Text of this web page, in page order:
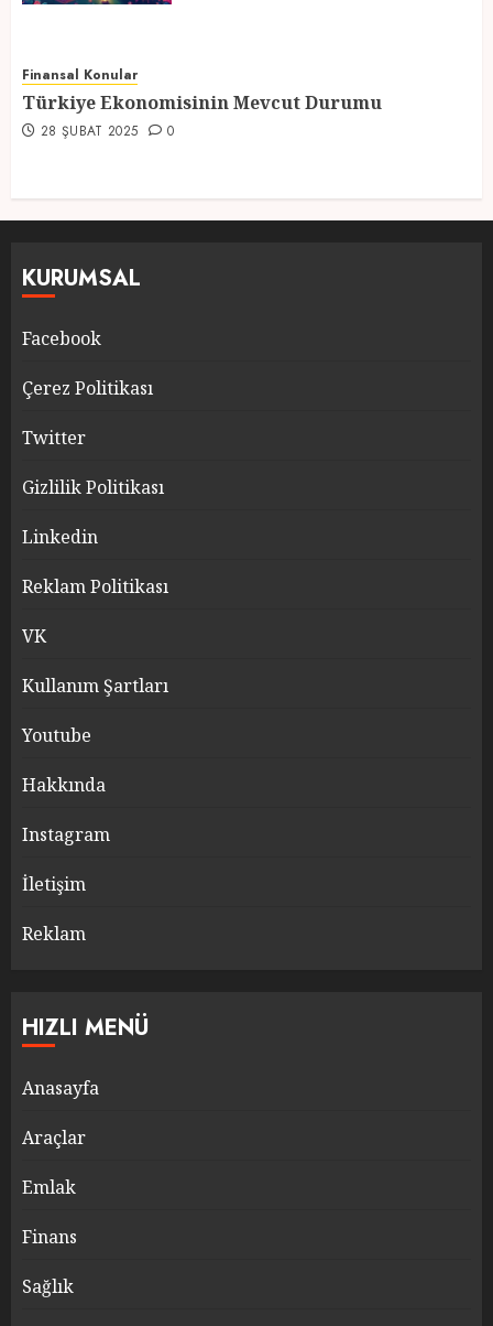
Finansal Konular
Türkiye Ekonomisinin Mevcut Durumu
28 ŞUBAT 2025 0
KURUMSAL
Facebook
Çerez Politikası
Twitter
Gizlilik Politikası
Linkedin
Reklam Politikası
VK
Kullanım Şartları
Youtube
Hakkında
Instagram
İletişim
Reklam
HIZLI MENÜ
Anasayfa
Araçlar
Emlak
Finans
Sağlık